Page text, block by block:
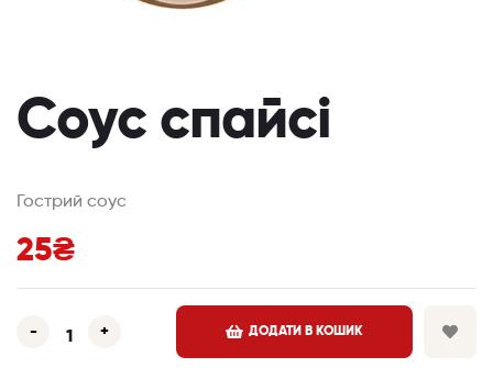
Соус спайсі
Гострий соус
25₴
- + ДОДАТИ В КОШИК